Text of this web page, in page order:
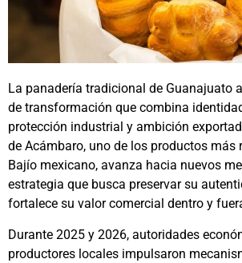
La panadería tradicional de Guanajuato
de transformación que combina
protección industrial y ambición
de Acámbaro, uno de los productos más
Bajío mexicano, avanza hacia nuevos
estrategia que busca preservar su
fortalece su valor comercial dentro y
Durante 2025 y 2026, autoridades
productores locales impulsaron